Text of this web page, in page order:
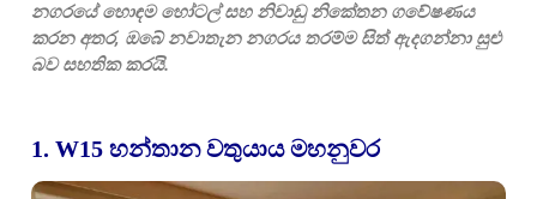
නගරයේ හොඳම හෝටල් සහ නිවාඩු නිකේතන ගවේෂණය
කරන අතර, ඔබේ නවාතැන නගරය තරම්ම සිත් ඇදගන්නා සුළු
බව සහතික කරයි.
1. W15 හන්තාන වතුයාය මහනුවර